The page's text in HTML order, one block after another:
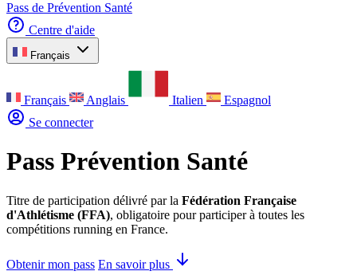
Pass de Prévention Santé
Centre d'aide
Français
Français Anglais Italien
Espagnol
Se connecter
Pass Prévention Santé
Titre de participation délivré par la Fédération Française
d'Athlétisme (FFA), obligatoire pour participer à toutes les
compétitions running en France.
Obtenir mon pass En savoir plus